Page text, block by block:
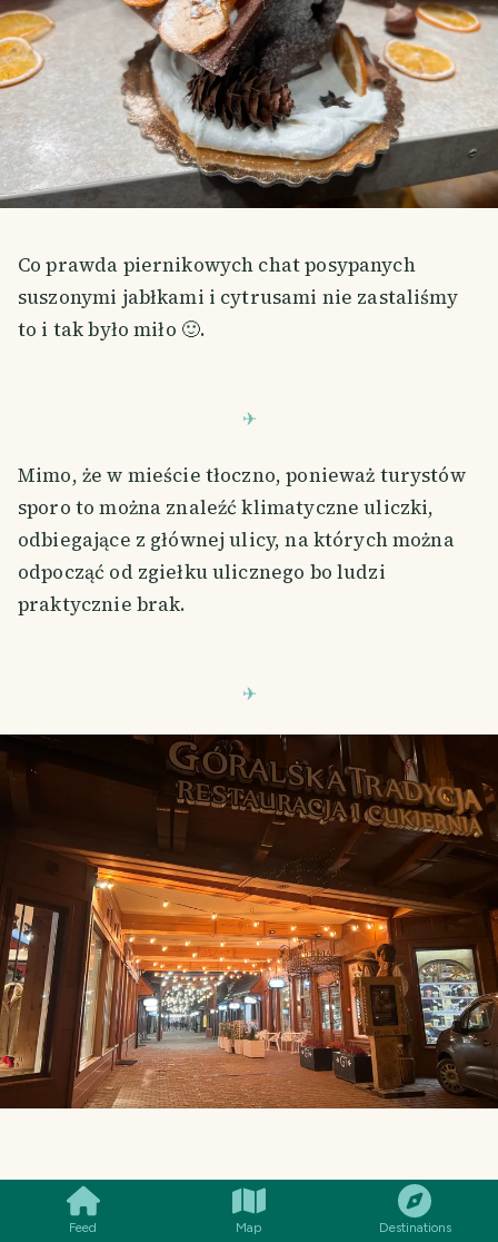
Feed Map Destinations
Co prawda piernikowych chat posypanych
suszonymi jabłkami i cytrusami nie zastaliśmy
to i tak było miło 🙂.
Mimo, że w mieście tłoczno, ponieważ turystów
sporo to można znaleźć klimatyczne uliczki,
odbiegające z głównej ulicy, na których można
odpocząć od zgiełku ulicznego bo ludzi
praktycznie brak.